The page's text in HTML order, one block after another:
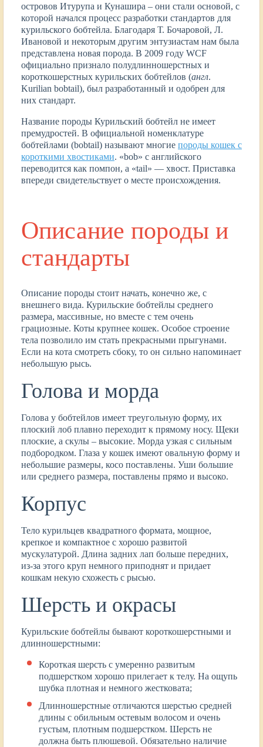
островов Итурупа и Кунашира – они стали основой, с
которой начался процесс разработки стандартов для
курильского бобтейла. Благодаря Т. Бочаровой, Л.
Ивановой и некоторым другим энтузиастам нам была
представлена новая порода. В 2009 году WCF
официально признало полудлинношерстных и
короткошерстных курильских бобтейлов (англ.
Kurilian bobtail), был разработанный и одобрен для
них стандарт.
Название породы Курильский бобтейл не имеет
премудростей. В официальной номенклатуре
бобтейлами (bobtail) называют многие породы кошек с
короткими хвостиками. «bob» с английского
переводится как помпон, а «tail» — хвост. Приставка
впереди свидетельствует о месте происхождения.
Описание породы и
стандарты
Описание породы стоит начать, конечно же, с
внешнего вида. Курильские бобтейлы среднего
размера, массивные, но вместе с тем очень
грациозные. Коты крупнее кошек. Особое строение
тела позволило им стать прекрасными прыгунами.
Если на кота смотреть сбоку, то он сильно напоминает
небольшую рысь.
Голова и морда
Голова у бобтейлов имеет треугольную форму, их
плоский лоб плавно переходит к прямому носу. Щеки
плоские, а скулы – высокие. Морда узкая с сильным
подбородком. Глаза у кошек имеют овальную форму и
небольшие размеры, косо поставлены. Уши большие
или среднего размера, поставлены прямо и высоко.
Корпус
Тело курильцев квадратного формата, мощное,
крепкое и компактное с хорошо развитой
мускулатурой. Длина задних лап больше передних,
из-за этого круп немного приподнят и придает
кошкам некую схожесть с рысью.
Шерсть и окрасы
Курильские бобтейлы бывают короткошерстными и
длинношерстными:
Короткая шерсть с умеренно развитым
подшерстком хорошо прилегает к телу. На ощупь
шубка плотная и немного жестковата;
Длинношерстные отличаются шерстью средней
длины с обильным остевым волосом и очень
густым, плотным подшерстком. Шерсть не
должна быть плюшевой. Обязательно наличие